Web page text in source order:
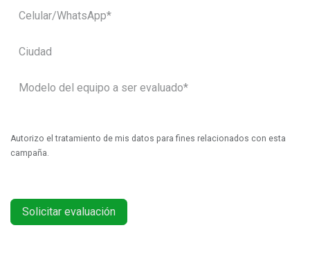
Autorizo el tratamiento de mis datos para fines relacionados con esta
campaña.
Solicitar evaluación